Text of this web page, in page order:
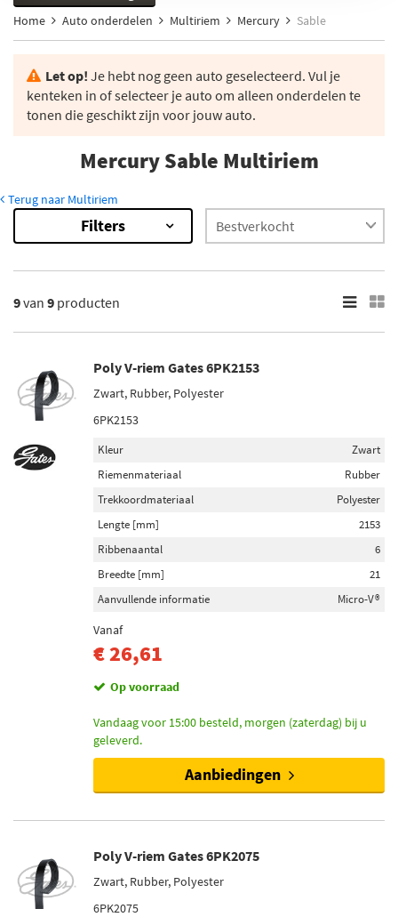
Home
Auto onderdelen Multiriem Mercury Sable
Let op! Je hebt nog geen auto geselecteerd. Vul je
kenteken in of selecteer je auto om alleen onderdelen te
tonen die geschikt zijn voor jouw auto.
Mercury Sable Multiriem
Terug naar Multiriem
Resultaten
×
1073 (1)
1083 (1)
1650 (1)
1803 (1)
Ribbenaantal
Filters
9van 9 producten
Poly V-riem Gates 6PK2153
Zwart, Rubber, Polyester
6PK2153
Kleur
Zwart
Riemenmateriaal
Rubber
Trekkoordmateriaal
Polyester
Lengte [mm]
2153
Ribbenaantal
6
Breedte [mm]
21
Aanvullende informatie
Micro-V®
Vanaf
€ 26,61
Op voorraad
Vandaag voor 15:00 besteld, morgen (zaterdag) bij u
geleverd.
Aanbiedingen
Poly V-riem Gates 6PK2075
Zwart, Rubber, Polyester
6PK2075